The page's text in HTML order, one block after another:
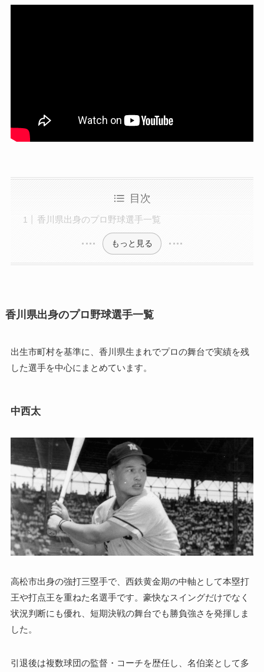
目次
香川県出身のプロ野球選手一覧
もっと見る
香川県出身のプロ野球選手一覧
出生市町村を基準に、香川県生まれでプロの舞台で実績を残
した選手を中心にまとめています。
中西太
高松市出身の強打三塁手で、西鉄黄金期の中軸として本塁打
王や打点王を重ねた名選手です。豪快なスイングだけでなく
状況判断にも優れ、短期決戦の舞台でも勝負強さを発揮しま
した。
引退後は複数球団の監督・コーチを歴任し、名伯楽として多